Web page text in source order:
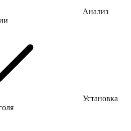
Анализ
Установка